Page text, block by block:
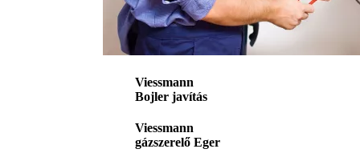
Viessmann
Bojler javítás
Viessmann
gázszerelő Eger